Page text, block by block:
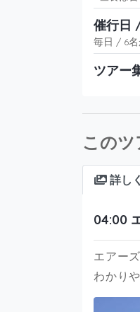
催行日
毎日 / 6
ツアー
この
詳し
04:00
エアー
わかり